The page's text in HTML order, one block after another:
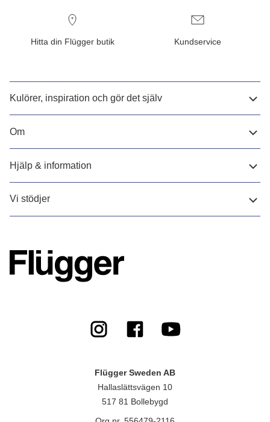
Hitta din Flügger butik Kundservice
Kulörer, inspiration och gör det själv
Om
Hjälp & information
Vi stödjer
Flügger Sweden AB
Hallaslättsvägen 10
517 81 Bollebygd